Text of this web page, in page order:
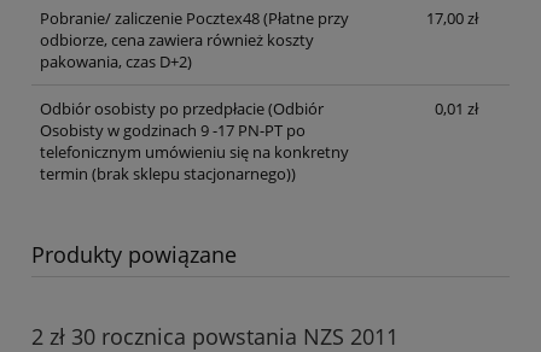
Pobranie/ zaliczenie Pocztex48(Płatne przy
odbiorze, cena zawiera również koszty
pakowania, czas D+2)
17,00 zł
Odbiór osobisty po przedpłacie(Odbiór
Osobisty w godzinach 9 -17 PN-PT po
telefonicznym umówieniu się na konkretny
termin (brak sklepu stacjonarnego))
0,01 zł
Produkty powiązane
2 zł 30 rocznica powstania NZS 2011